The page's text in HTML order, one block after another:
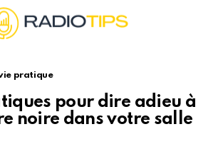
pratique
pour dire adieu à
noire dans votre salle